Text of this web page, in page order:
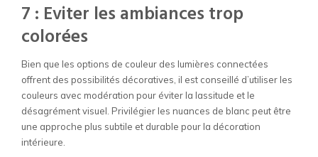
7 : Eviter les ambiances trop
colorées
Bien que les options de couleur des lumières connectées
offrent des possibilités décoratives, il est conseillé d’utiliser les
couleurs avec modération pour éviter la lassitude et le
désagrément visuel. Privilégier les nuances de blanc peut être
une approche plus subtile et durable pour la décoration
intérieure.